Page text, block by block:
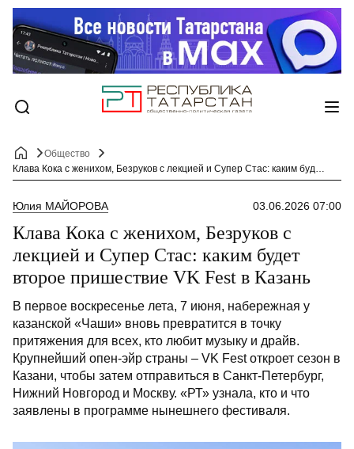
Общество
Клава Кока с женихом, Безруков с лекцией и Супер Стас: каким будет второе пришествие VK Fest в Казань
Юлия МАЙОРОВА 03.06.2026 07:00
Клава Кока с женихом, Безруков с
лекцией и Супер Стас: каким будет
второе пришествие VK Fest в Казань
В первое воскресенье лета, 7 июня, набережная у
казанской «Чаши» вновь превратится в точку
притяжения для всех, кто любит музыку и драйв.
Крупнейший опен-эйр страны – VK Fest откроет сезон в
Казани, чтобы затем отправиться в Санкт-Петербург,
Нижний Новгород и Москву. «РТ» узнала, кто и что
заявлены в программе нынешнего фестиваля.